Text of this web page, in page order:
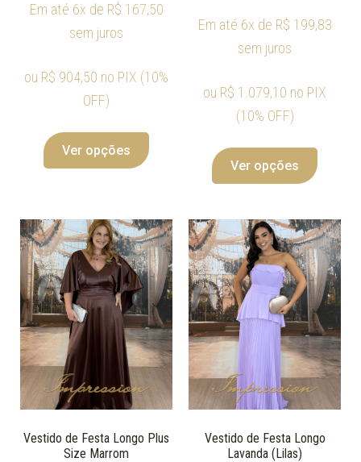
Em até 6x de R$ 167,50
sem juros
ou R$ 904,50 no PIX (10%
OFF)
Ver opções
Em até 6x de R$ 199,83
sem juros
ou R$ 1.079,10 no PIX
(10% OFF)
Ver opções
Vestido de Festa Longo Plus
Size Marrom
Vestido de Festa Longo
Lavanda (Lilas)